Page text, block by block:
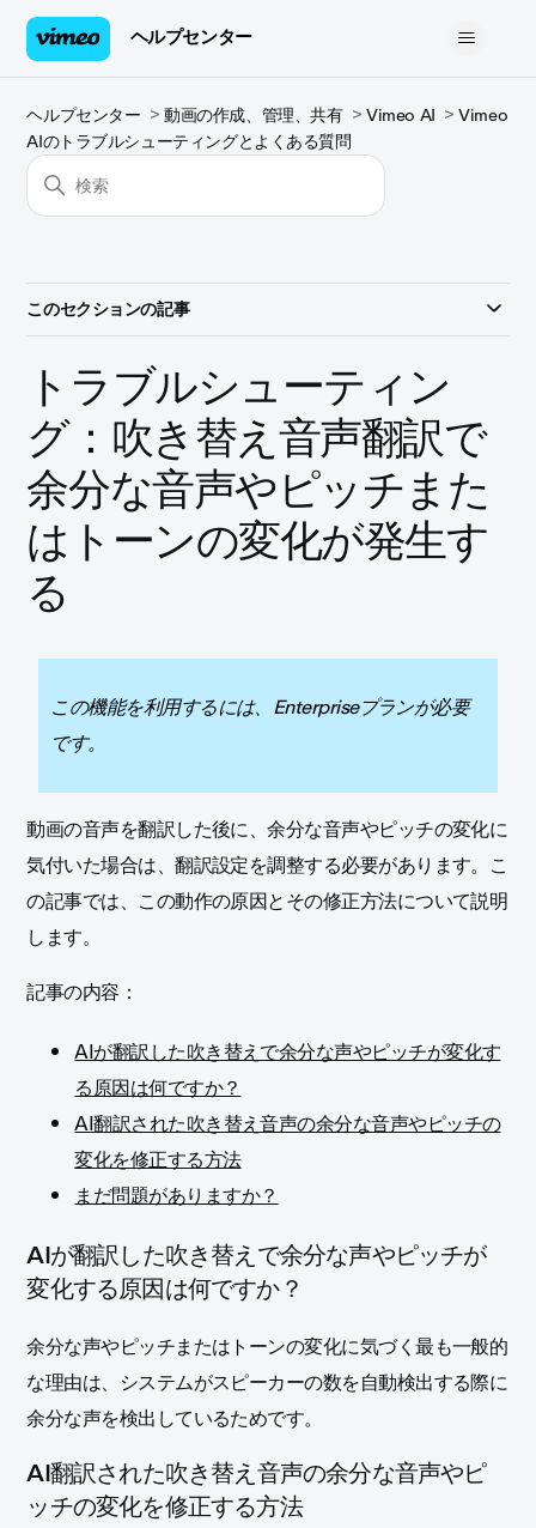
ヘルプセンター
ヘルプセンター 動画の作成、管理、共有 Vimeo AI
Vimeo
AIのトラブルシューティングとよくある質問
このセクションの記事
トラブルシューティン
グ：吹き替え音声翻訳で
余分な音声やピッチまた
はトーンの変化が発生す
る
この機能を利用するには、Enterpriseプランが必要
です。
動画の音声を翻訳した後に、余分な音声やピッチの変化に
気付いた場合は、翻訳設定を調整する必要があります。こ
の記事では、この動作の原因とその修正方法について説明
します。
記事の内容：
AIが翻訳した吹き替えで余分な声やピッチが変化す
る原因は何ですか？
AI翻訳された吹き替え音声の余分な音声やピッチの
変化を修正する方法
まだ問題がありますか？
AIが翻訳した吹き替えで余分な声やピッチが
変化する原因は何ですか？
余分な声やピッチまたはトーンの変化に気づく最も一般的
な理由は、システムがスピーカーの数を自動検出する際に
余分な声を検出しているためです。
AI翻訳された吹き替え音声の余分な音声やピ
ッチの変化を修正する方法